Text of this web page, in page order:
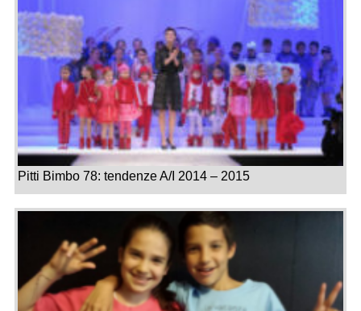
Pitti Bimbo 78: tendenze A/I 2014 – 2015